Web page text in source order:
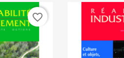
favorite_border